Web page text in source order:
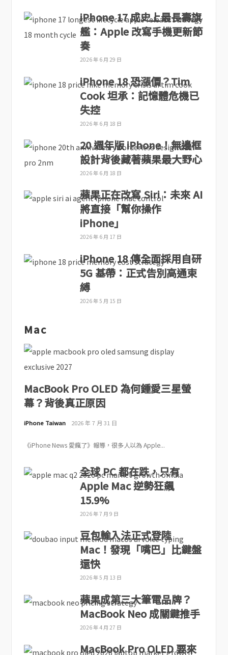
iPhone 17 成史上最長壽旗
艦：Apple 改寫手機更新節
奏
2026 年 6 月 29 日
iPhone 18 恐漲價？Tim
Cook 坦承：記憶體危機已
失控
2026 年 6 月 18 日
20 週年版 iPhone！無邊框
設計背後藏著蘋果最大野心
2026 年 6 月 18 日
蘋果正在改寫 Siri：未來 AI
將直接「幫你操作
iPhone」
2026 年 6 月 17 日
iPhone 18 傳全面採用自研
5G 基帶：正式告別高通束
縛
2026 年 5 月 15 日
Mac
MacBook Pro OLED 為何鍾愛三星螢
幕？背後真正原因
iPhone Taiwan 2026 年 7 月 31 日
《iPhone News 愛瘋了》報導，很多人以為 Apple...
全球 PC 都在跌，只有
Apple Mac 逆勢狂飆
15.9%
2026 年 7 月 9 日
豆包輸入法正式登陸
Mac！發現「嘴巴」比鍵盤
還快
2026 年 5 月 13 日
蘋果成第三大筆電品牌？
MacBook Neo 成關鍵推手
2026 年 4 月 27 日
MacBook Pro OLED 要來